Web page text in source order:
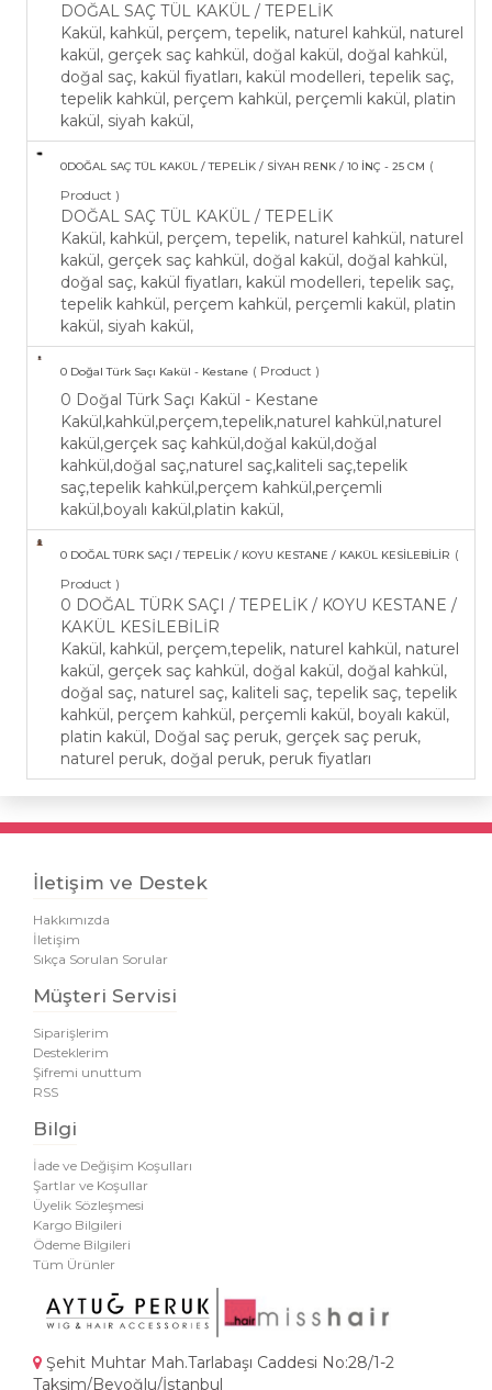
DOĞAL SAÇ TÜL KAKÜL / TEPELİK
Kakül, kahkül, perçem, tepelik, naturel kahkül, naturel
kakül, gerçek saç kahkül, doğal kakül, doğal kahkül,
doğal saç, kakül fiyatları, kakül modelleri, tepelik saç,
tepelik kahkül, perçem kahkül, perçemli kakül, platin
kakül, siyah kakül,
​0DOĞAL SAÇ TÜL KAKÜL / TEPELİK / SİYAH RENK / 10 İNÇ - 25 CM (
Product )
DOĞAL SAÇ TÜL KAKÜL / TEPELİK
Kakül, kahkül, perçem, tepelik, naturel kahkül, naturel
kakül, gerçek saç kahkül, doğal kakül, doğal kahkül,
doğal saç, kakül fiyatları, kakül modelleri, tepelik saç,
tepelik kahkül, perçem kahkül, perçemli kakül, platin
kakül, siyah kakül,
0 Doğal Türk Saçı Kakül - Kestane ( Product )
0 Doğal Türk Saçı Kakül - Kestane
Kakül,kahkül,perçem,tepelik,naturel kahkül,naturel
kakül,gerçek saç kahkül,doğal kakül,doğal
kahkül,doğal saç,naturel saç,kaliteli saç,tepelik
saç,tepelik kahkül,perçem kahkül,perçemli
kakül,boyalı kakül,platin kakül,
0 DOĞAL TÜRK SAÇI / TEPELİK / KOYU KESTANE / KAKÜL KESİLEBİLİR (
Product )
0 DOĞAL TÜRK SAÇI / TEPELİK / KOYU KESTANE /
KAKÜL KESİLEBİLİR
Kakül, kahkül, perçem,tepelik, naturel kahkül, naturel
kakül, gerçek saç kahkül, doğal kakül, doğal kahkül,
doğal saç, naturel saç, kaliteli saç, tepelik saç, tepelik
kahkül, perçem kahkül, perçemli kakül, boyalı kakül,
platin kakül, Doğal saç peruk, gerçek saç peruk,
naturel peruk, doğal peruk, peruk fiyatları
İletişim ve Destek
Hakkımızda
İletişim
Sıkça Sorulan Sorular
Müşteri Servisi
Siparişlerim
Desteklerim
Şifremi unuttum
RSS
Bilgi
İade ve Değişim Koşulları
Şartlar ve Koşullar
Üyelik Sözleşmesi
Kargo Bilgileri
Ödeme Bilgileri
Tüm Ürünler
Şehit Muhtar Mah.Tarlabaşı Caddesi No:28/1-2
Taksim/Beyoğlu/İstanbul